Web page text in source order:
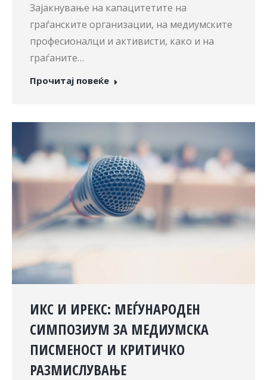
Зајакнување на капацитетите на
граѓанските организации, на медиумските
професионалци и активисти, како и на
граѓаните…
Прочитај повеќе
ИКС И ИРЕКС: МЕЃУНАРОДЕН
СИМПОЗИУМ ЗА МЕДИУМСКА
ПИСМЕНОСТ И КРИТИЧКО
РАЗМИСЛУВАЊЕ